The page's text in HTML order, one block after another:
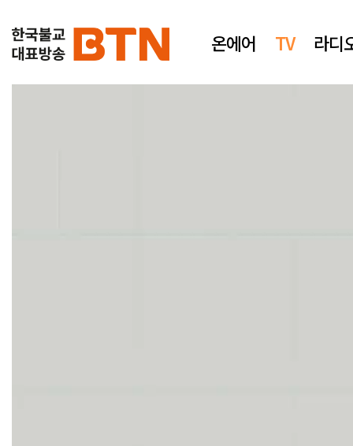
온에어 TV 라디